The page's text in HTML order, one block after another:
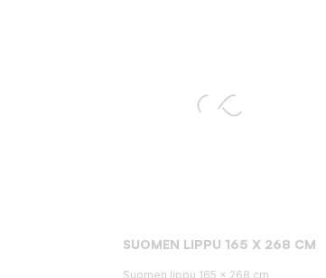
SUOMEN LIPPU 165 X 268 CM
Suomen lippu 165 x 268 cm